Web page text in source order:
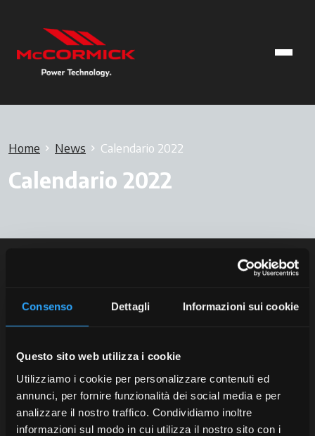
Consenso Dettagli Informazioni sui cookie
Questo sito web utilizza i cookie
Utilizziamo i cookie per personalizzare contenuti ed
annunci, per fornire funzionalità dei social media e per
analizzare il nostro traffico. Condividiamo inoltre
informazioni sul modo in cui utilizza il nostro sito con i
Home News Calendario 2022
Calendario 2022